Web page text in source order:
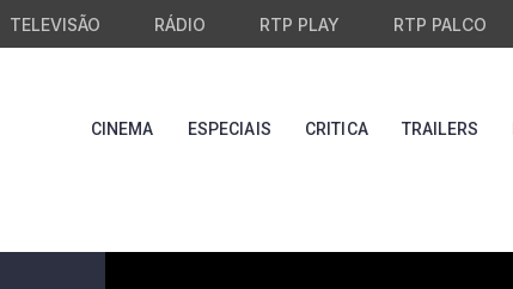
TELEVISÃO RÁDIO RTP PLAY RTP PALCO
CINEMA ESPECIAIS CRITICA TRAILERS